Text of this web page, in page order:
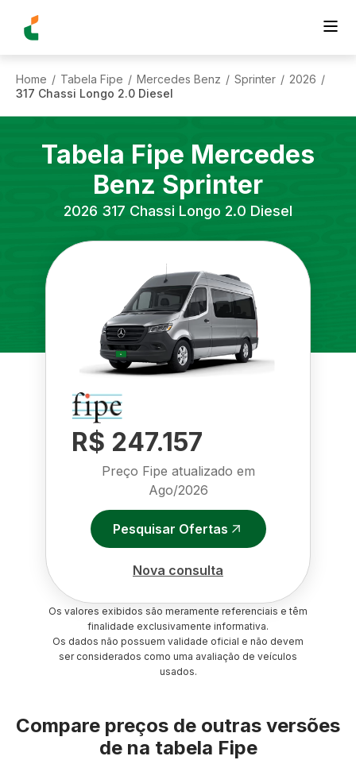
Home / Tabela Fipe / Mercedes Benz / Sprinter / 2026 /
317 Chassi Longo 2.0 Diesel
Tabela Fipe Mercedes
Benz Sprinter
2026 317 Chassi Longo 2.0 Diesel
R$ 247.157
Preço Fipe atualizado em
Ago/2026
Pesquisar Ofertas
Nova consulta
Os valores exibidos são meramente referenciais e têm
finalidade exclusivamente informativa.
Os dados não possuem validade oficial e não devem
ser considerados como uma avaliação de veículos
usados.
Compare preços de outras versões
de na tabela Fipe